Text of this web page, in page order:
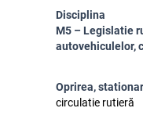
Disciplina
M5 – Legislatie
autovehiculelor,
Oprirea,
circulatie rutieră